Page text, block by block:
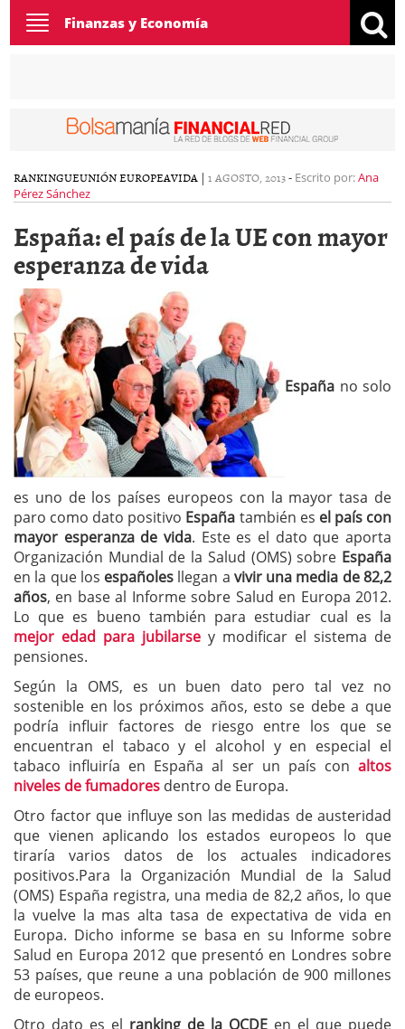
Toggle
navigation
Finanzas y Economía
RANKINGUEUNIÓN EUROPEAVIDA | 1 AGOSTO, 2013- Escrito por:Ana
Pérez Sánchez
España: el país de la UE con mayor
esperanza de vida
España no solo
es uno de los países europeos con la mayor tasa de
paro como dato positivo España también es el país con
mayor esperanza de vida. Este es el dato que aporta
Organización Mundial de la Salud (OMS) sobre España
en la que los españoles llegan a vivir una media de 82,2
años, en base al Informe sobre Salud en Europa 2012.
Lo que es bueno también para estudiar cual es la
mejor edad para jubilarse y modificar el sistema de
pensiones.
Según la OMS, es un buen dato pero tal vez no
sostenible en los próximos años, esto se debe a que
podría influir factores de riesgo entre los que se
encuentran el tabaco y el alcohol y en especial el
tabaco influiría en España al ser un país con altos
niveles de fumadores dentro de Europa.
Otro factor que influye son las medidas de austeridad
que vienen aplicando los estados europeos lo que
tiraría varios datos de los actuales indicadores
positivos.Para la Organización Mundial de la Salud
(OMS) España registra, una media de 82,2 años, lo que
la vuelve la mas alta tasa de expectativa de vida en
Europa. Dicho informe se basa en su Informe sobre
Salud en Europa 2012 que presentó en Londres sobre
53 países, que reune a una población de 900 millones
de europeos.
Otro dato es el ranking de la OCDE en el que puede